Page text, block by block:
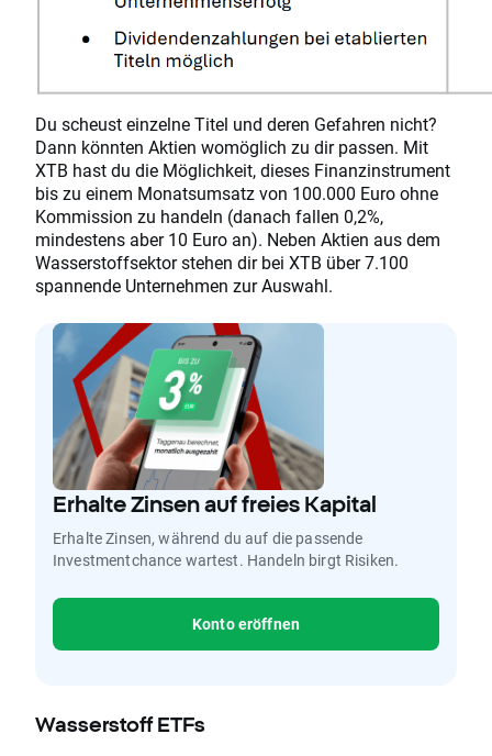
Du scheust einzelne Titel und deren Gefahren nicht?
Dann könnten Aktien womöglich zu dir passen. Mit
XTB hast du die Möglichkeit, dieses Finanzinstrument
bis zu einem Monatsumsatz von 100.000 Euro ohne
Kommission zu handeln (danach fallen 0,2%,
mindestens aber 10 Euro an). Neben Aktien aus dem
Wasserstoffsektor stehen dir bei XTB über 7.100
spannende Unternehmen zur Auswahl.
Erhalte Zinsen auf freies Kapital
Erhalte Zinsen, während du auf die passende
Investmentchance wartest. Handeln birgt Risiken.
Konto eröffnen
Wasserstoff ETFs